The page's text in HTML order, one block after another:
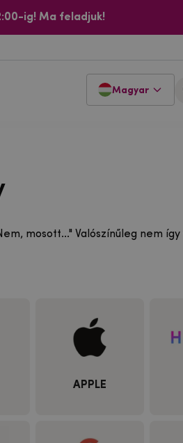
ig! Ma feladjuk!
Magyar
mosott..." Valószínűleg nem
APPLE